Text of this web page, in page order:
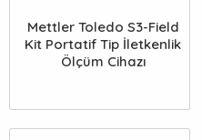
Mettler Toledo S3-Field
Kit Portatif Tip İletkenlik
Ölçüm Cihazı